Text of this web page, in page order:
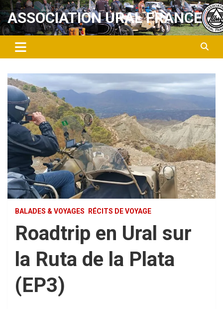
Aller
au
contenu
ASSOCIATION URAL FRANCE
BALADES & VOYAGES RÉCITS DE VOYAGE
Roadtrip en Ural sur
la Ruta de la Plata
(EP3)